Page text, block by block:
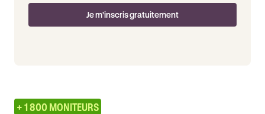
Je m'inscris gratuitement
+ 1 800 MONITEURS